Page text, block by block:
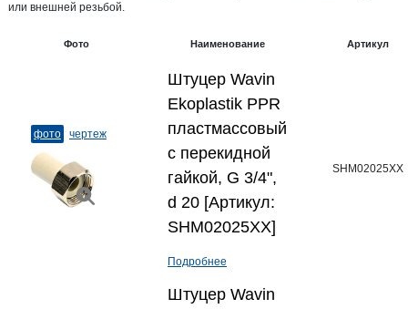
или внешней резьбой.
Фото Наименование Артикул
фото чертеж
Штуцер Wavin
Ekoplastik PPR
пластмассовый
с перекидной
гайкой, G 3/4",
d 20 [Артикул:
SHM02025XX]
Подробнее
SHM02025XX
Штуцер Wavin